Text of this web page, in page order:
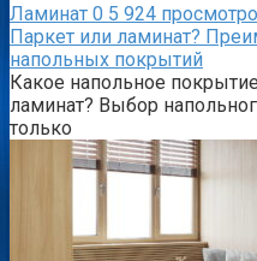
Ламинат 0 5 924
Паркет или ламинат?
напольных покрытий
Какое напольное
ламинат? Выбор
только